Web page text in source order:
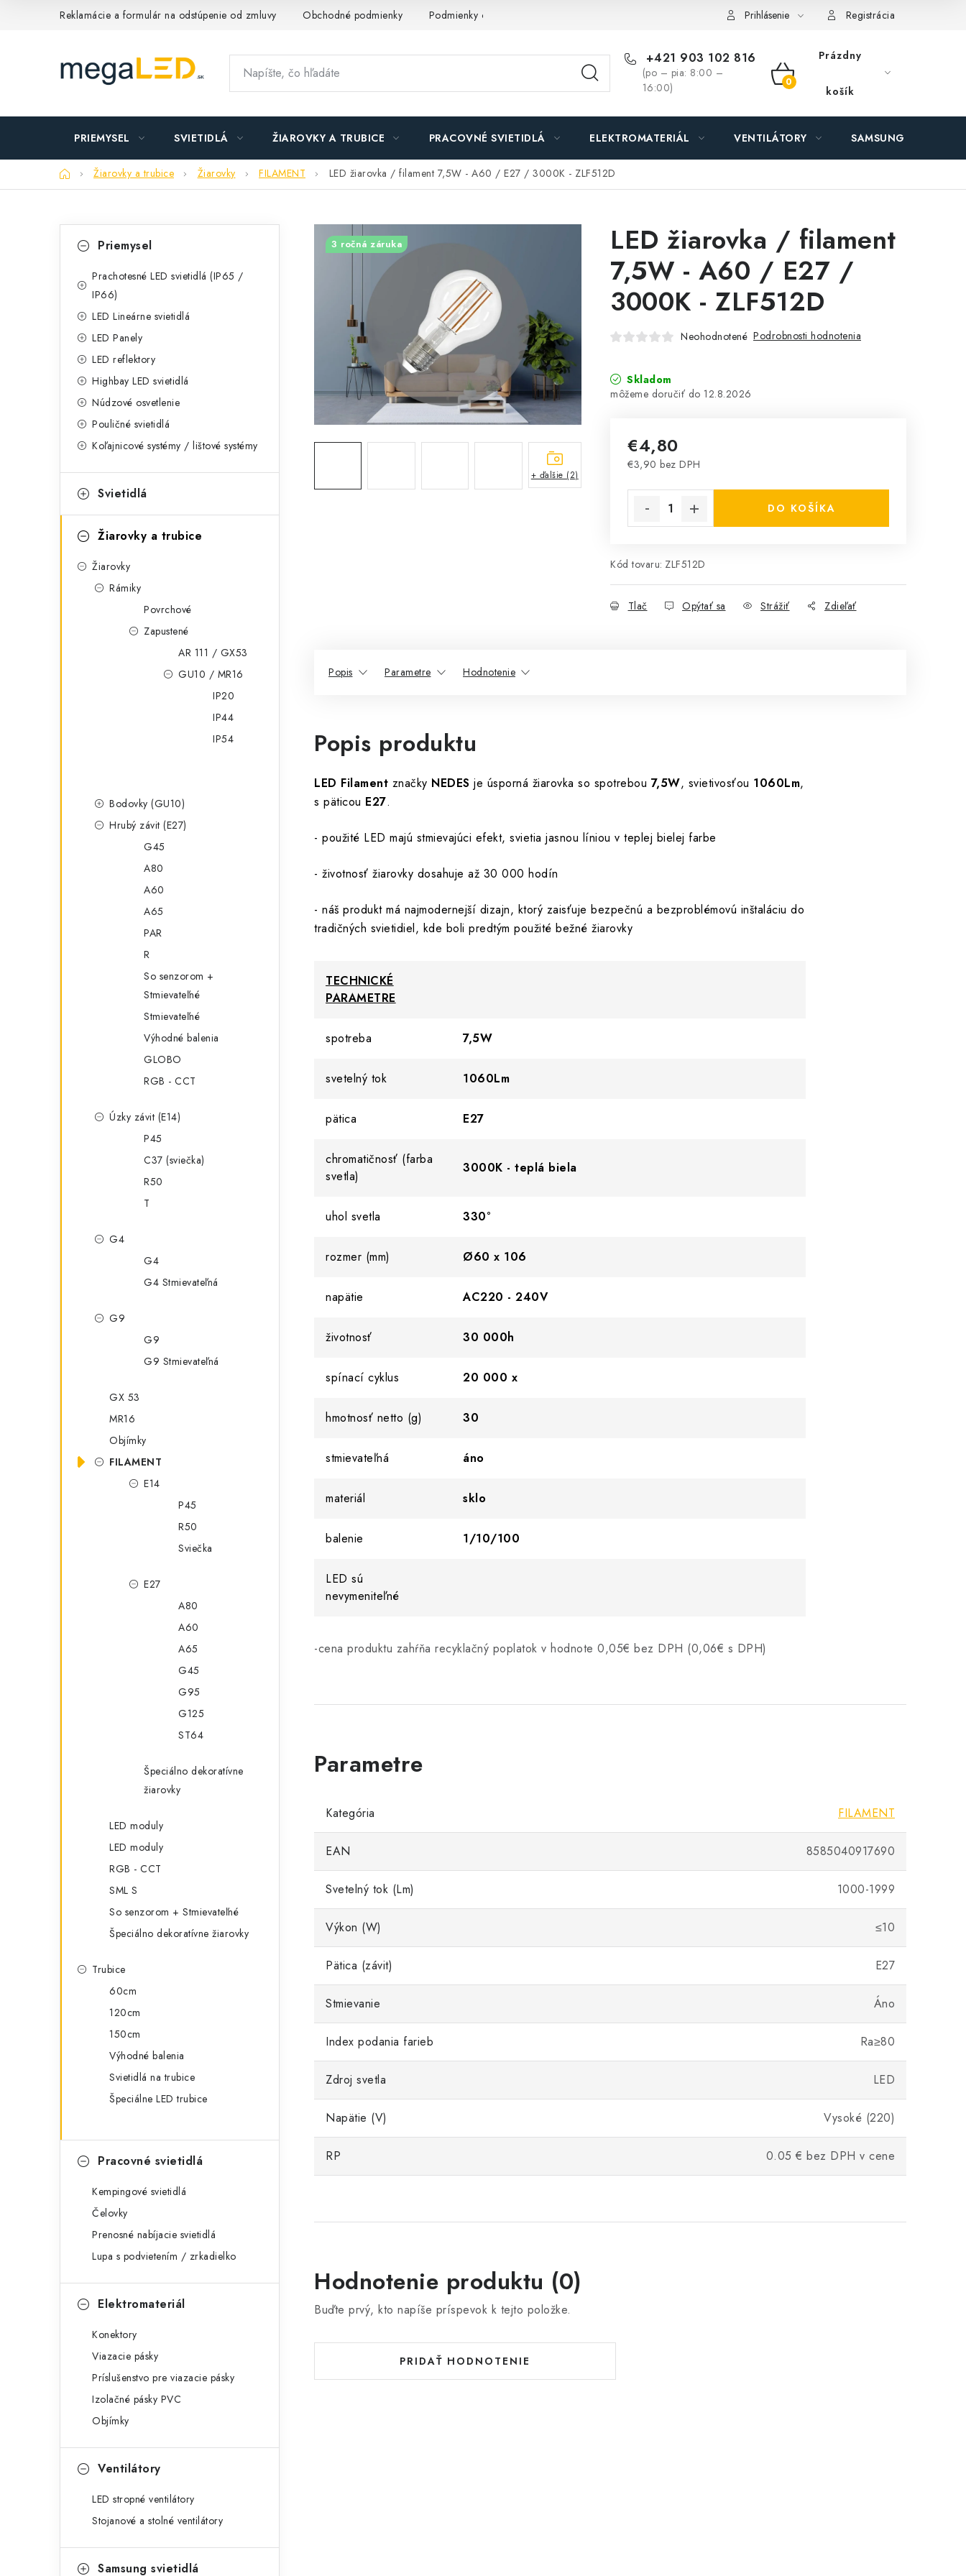
Reklamácie a formulár na odstúpenie od zmluvy Obchodné podmienky Podmienky ochrany osobných údajov O nás - MEGALED & JANTON Zákamenné Zľavy pre profíkov
Prihlásenie Registrácia
+421 903 102 816
(po – pia: 8:00 –
16:00)
NÁKUPNÝ
KOŠÍK
Prázdny
košík
PRIEMYSEL SVIETIDLÁ ŽIAROVKY A TRUBICE PRACOVNÉ SVIETIDLÁ ELEKTROMATERIÁL VENTILÁTORY SAMSUNG SVIETIDLÁ
DomovŽiarovky a trubice Žiarovky FILAMENT LED žiarovka / filament 7,5W - A60 / E27 / 3000K - ZLF512D
l
kategóriePriemysel
Prachotesné LED svietidlá (IP65 /
IP66)
LED Lineárne svietidlá
LED Panely
LED reflektory
Highbay LED svietidlá
Núdzové osvetlenie
Pouličné svietidlá
Koľajnicové systémy / lištové systémy
Svietidlá
Žiarovky a trubice
Žiarovky
Rámiky
Povrchové
Zapustené
AR 111 / GX53
GU10 / MR16
IP20
IP44
IP54
Bodovky (GU10)
Hrubý závit (E27)
G45
A80
A60
A65
PAR
R
So senzorom +
Stmievateľné
Stmievateľné
Výhodné balenia
GLOBO
RGB - CCT
Úzky závit (E14)
P45
C37 (sviečka)
R50
T
G4
G4
G4 Stmievateľná
G9
G9
G9 Stmievateľná
GX 53
MR16
Objímky
FILAMENT
E14
P45
R50
Sviečka
E27
A80
A60
A65
G45
G95
G125
ST64
Špeciálno dekoratívne
žiarovky
LED moduly
LED moduly
RGB - CCT
SML S
So senzorom + Stmievateľné
Špeciálno dekoratívne žiarovky
Trubice
60cm
120cm
150cm
Výhodné balenia
Svietidlá na trubice
Špeciálne LED trubice
Pracovné svietidlá
Kempingové svietidlá
Čelovky
Prenosné nabíjacie svietidlá
Lupa s podvietením / zrkadielko
Elektromateriál
Konektory
Viazacie pásky
Príslušenstvo pre viazacie pásky
Izolačné pásky PVC
Objímky
Ventilátory
LED stropné ventilátory
Stojanové a stolné ventilátory
Samsung svietidlá
LED žiarovka / filament
7,5W - A60 / E27 /
3000K - ZLF512D
Neohodnotené Podrobnosti hodnotenia
Skladom
12.8.2026
€4,80
€3,90 bez DPH
DO KOŠÍKA
Kód tovaru: ZLF512D
Tlač Opýtať sa Strážiť Zdieľať
3 ročná záruka
+ ďalšie (2)
Popis Parametre Hodnotenie
Popis produktu
LED Filament značky NEDES je úsporná žiarovka so spotrebou 7,5W, svietivosťou 1060Lm,
s päticou E27.
- použité LED majú stmievajúci efekt, svietia jasnou líniou v teplej bielej farbe
- životnosť žiarovky dosahuje až 30 000 hodín
- náš produkt má najmodernejší dizajn, ktorý zaisťuje bezpečnú a bezproblémovú inštaláciu do
tradičných svietidiel, kde boli predtým použité bežné žiarovky
TECHNICKÉ
PARAMETRE
spotreba 7,5W
svetelný tok 1060Lm
pätica E27
chromatičnosť (farba
svetla)
3000K - teplá biela
uhol svetla 330°
rozmer (mm) Ø60 x 106
napätie AC220 - 240V
životnosť 30 000h
spínací cyklus 20 000 x
hmotnosť netto (g) 30
stmievateľná áno
materiál sklo
balenie 1/10/100
LED sú
nevymeniteľné
-cena produktu zahŕňa recyklačný poplatok v hodnote 0,05€ bez DPH (0,06€ s DPH)
Kategória FILAMENT
EAN 8585040917690
Svetelný tok (Lm) 1000-1999
Výkon (W) ≤10
Pätica (závit) E27
Stmievanie Áno
Index podania farieb Ra≥80
Zdroj svetla LED
Napätie (V) Vysoké (220)
RP 0.05 € bez DPH v cene
Hodnotenie produktu (0)
Buďte prvý, kto napíše príspevok k tejto položke.
PRIDAŤ HODNOTENIE